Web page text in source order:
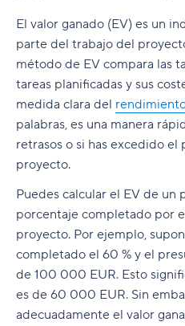
El valor ganado (EV) es un
parte del trabajo del
método de EV compara las
tareas planificadas y sus
medida clara del
palabras, es una manera
retrasos o si has excedido
proyecto.
Puedes calcular el EV de
porcentaje completado por
proyecto. Por ejemplo,
completado el 60 % y el
de 100 000 EUR. Esto
es de 60 000 EUR. Sin
adecuadamente el valor